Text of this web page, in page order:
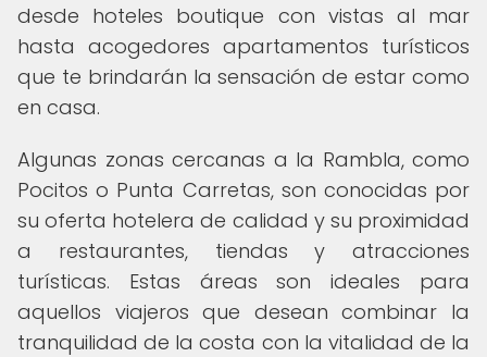
desde hoteles boutique con vistas al mar
hasta acogedores apartamentos turísticos
que te brindarán la sensación de estar como
en casa.
Algunas zonas cercanas a la Rambla, como
Pocitos o Punta Carretas, son conocidas por
su oferta hotelera de calidad y su proximidad
a restaurantes, tiendas y atracciones
turísticas. Estas áreas son ideales para
aquellos viajeros que desean combinar la
tranquilidad de la costa con la vitalidad de la